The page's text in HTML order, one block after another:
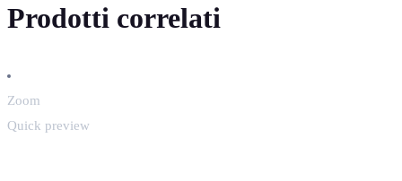
Prodotti correlati
Zoom
Quick preview